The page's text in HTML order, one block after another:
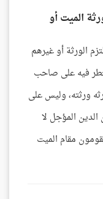
الميت أو
الورثة أو غيرهم
فيه على صاحب
ورثته، وليس على
المؤجل لا
مقام الميت